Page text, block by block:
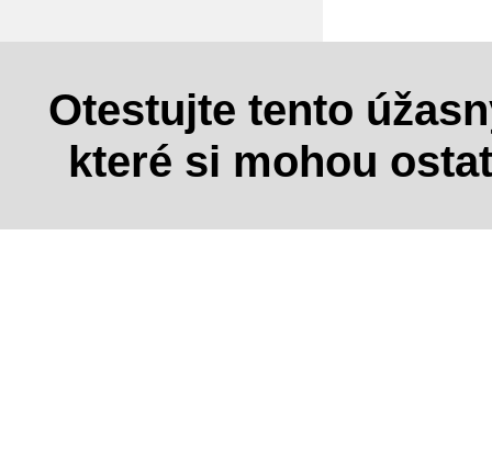
Otestujte tento
které si mohou